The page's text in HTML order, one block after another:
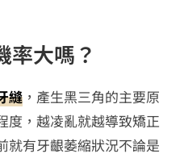
率大嗎？
縫 ，產生黑三角的主要原
度，越凌亂就越導致矯正
就有牙齦萎縮狀況不論是